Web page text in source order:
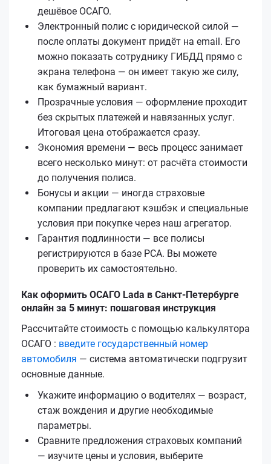
дешёвое ОСАГО.
Электронный полис с юридической силой —
после оплаты документ придёт на email. Его
можно показать сотруднику ГИБДД прямо с
экрана телефона — он имеет такую же силу,
как бумажный вариант.
Прозрачные условия — оформление проходит
без скрытых платежей и навязанных услуг.
Итоговая цена отображается сразу.
Экономия времени — весь процесс занимает
всего несколько минут: от расчёта стоимости
до получения полиса.
Бонусы и акции — иногда страховые
компании предлагают кэшбэк и специальные
условия при покупке через наш агрегатор.
Гарантия подлинности — все полисы
регистрируются в базе РСА. Вы можете
проверить их самостоятельно.
Как оформить ОСАГО Lada в Санкт-Петербурге
онлайн за 5 минут: пошаговая инструкция
Рассчитайте стоимость с помощью калькулятора
ОСАГО : введите государственный номер
автомобиля — система автоматически подгрузит
основные данные.
Укажите информацию о водителях — возраст,
стаж вождения и другие необходимые
параметры.
Сравните предложения страховых компаний
— изучите цены и условия, выберите